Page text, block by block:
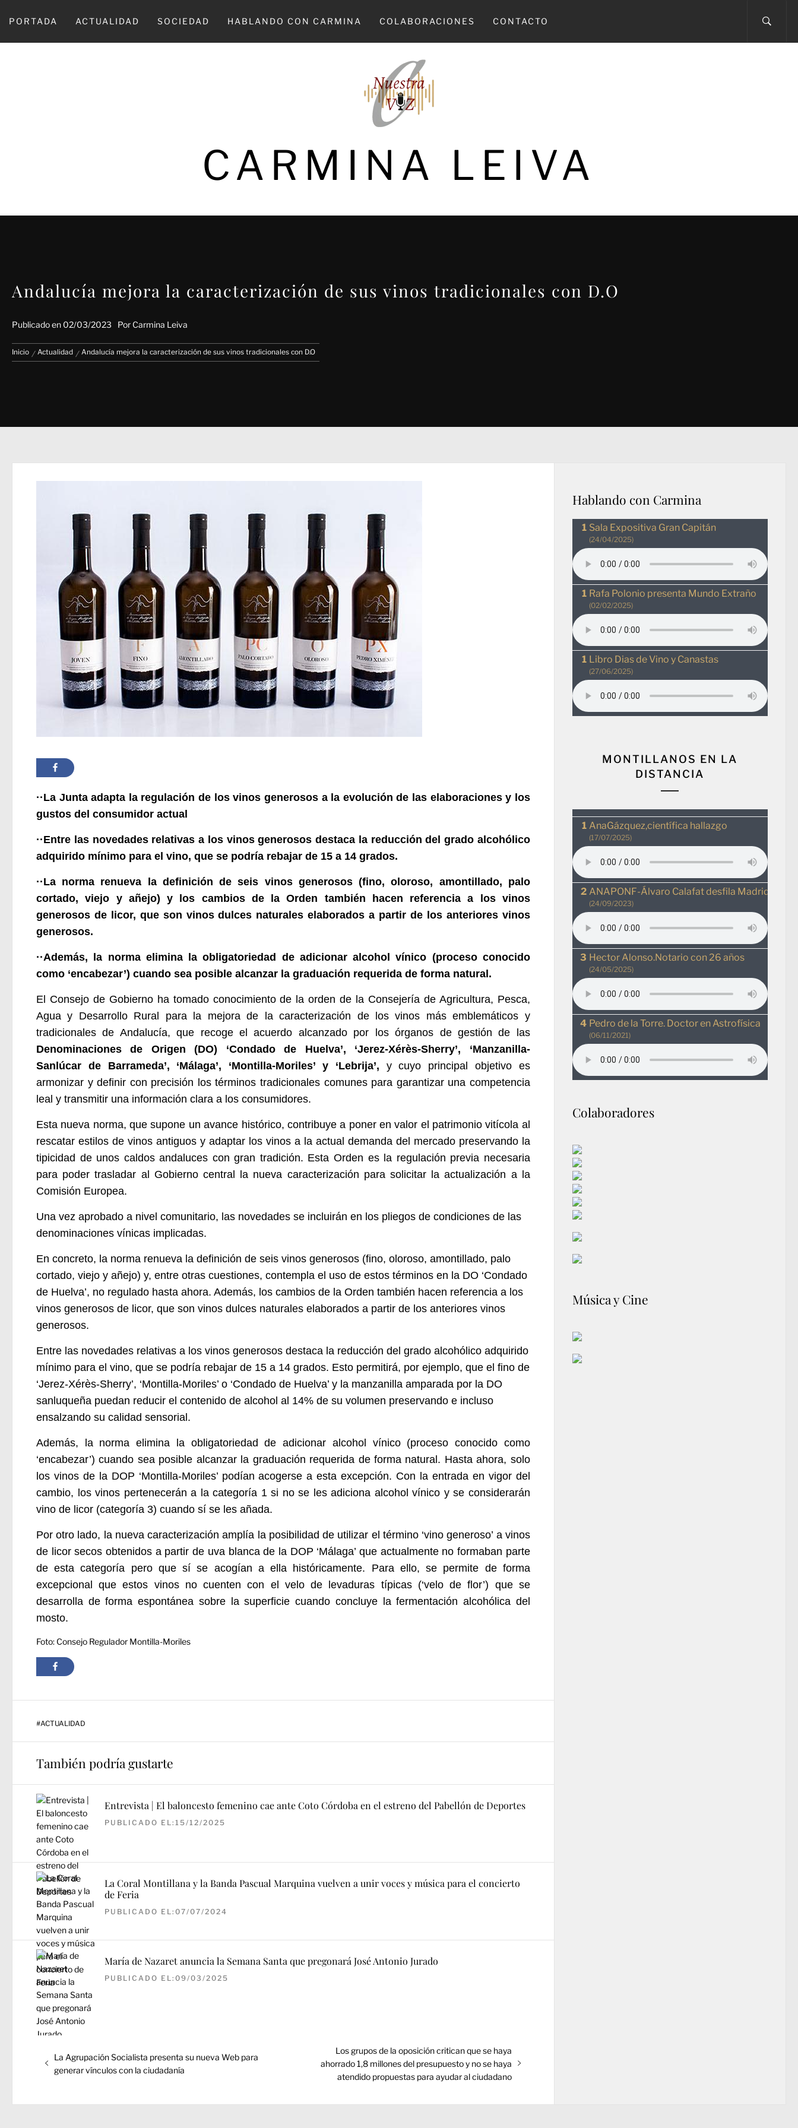
PORTADA ACTUALIDAD SOCIEDAD HABLANDO CON CARMINA COLABORACIONES CONTACTO
CARMINA LEIVA
Andalucía mejora la caracterización de sus vinos tradicionales con D.O
Publicado en 02/03/2023 Por Carmina Leiva
Inicio Actualidad Andalucía mejora la caracterización de sus vinos tradicionales con D.O
··La Junta adapta la regulación de los vinos generosos a la evolución de las elaboraciones y los
gustos del consumidor actual
··Entre las novedades relativas a los vinos generosos destaca la reducción del grado alcohólico
adquirido mínimo para el vino, que se podría rebajar de 15 a 14 grados.
··La norma renueva la definición de seis vinos generosos (fino, oloroso, amontillado, palo
cortado, viejo y añejo) y los cambios de la Orden también hacen referencia a los vinos
generosos de licor, que son vinos dulces naturales elaborados a partir de los anteriores vinos
generosos.
··Además, la norma elimina la obligatoriedad de adicionar alcohol vínico (proceso conocido
como ‘encabezar’) cuando sea posible alcanzar la graduación requerida de forma natural.
El Consejo de Gobierno ha tomado conocimiento de la orden de la Consejería de Agricultura, Pesca,
Agua y Desarrollo Rural para la mejora de la caracterización de los vinos más emblemáticos y
tradicionales de Andalucía, que recoge el acuerdo alcanzado por los órganos de gestión de las
Denominaciones de Origen (DO) ‘Condado de Huelva’, ‘Jerez-Xérès-Sherry’, ‘Manzanilla-
Sanlúcar de Barrameda’, ‘Málaga’, ‘Montilla-Moriles’ y ‘Lebrija’, y cuyo principal objetivo es
armonizar y definir con precisión los términos tradicionales comunes para garantizar una competencia
leal y transmitir una información clara a los consumidores.
Esta nueva norma, que supone un avance histórico, contribuye a poner en valor el patrimonio vitícola al
rescatar estilos de vinos antiguos y adaptar los vinos a la actual demanda del mercado preservando la
tipicidad de unos caldos andaluces con gran tradición. Esta Orden es la regulación previa necesaria
para poder trasladar al Gobierno central la nueva caracterización para solicitar la actualización a la
Comisión Europea.
Una vez aprobado a nivel comunitario, las novedades se incluirán en los pliegos de condiciones de las
denominaciones vínicas implicadas.
En concreto, la norma renueva la definición de seis vinos generosos (fino, oloroso, amontillado, palo
cortado, viejo y añejo) y, entre otras cuestiones, contempla el uso de estos términos en la DO ‘Condado
de Huelva’, no regulado hasta ahora. Además, los cambios de la Orden también hacen referencia a los
vinos generosos de licor, que son vinos dulces naturales elaborados a partir de los anteriores vinos
generosos.
Entre las novedades relativas a los vinos generosos destaca la reducción del grado alcohólico adquirido
mínimo para el vino, que se podría rebajar de 15 a 14 grados. Esto permitirá, por ejemplo, que el fino de
‘Jerez-Xérès-Sherry’, ‘Montilla-Moriles’ o ‘Condado de Huelva’ y la manzanilla amparada por la DO
sanluqueña puedan reducir el contenido de alcohol al 14% de su volumen preservando e incluso
ensalzando su calidad sensorial.
Además, la norma elimina la obligatoriedad de adicionar alcohol vínico (proceso conocido como
‘encabezar’) cuando sea posible alcanzar la graduación requerida de forma natural. Hasta ahora, solo
los vinos de la DOP ‘Montilla-Moriles’ podían acogerse a esta excepción. Con la entrada en vigor del
cambio, los vinos pertenecerán a la categoría 1 si no se les adiciona alcohol vínico y se considerarán
vino de licor (categoría 3) cuando sí se les añada.
Por otro lado, la nueva caracterización amplía la posibilidad de utilizar el término ‘vino generoso’ a vinos
de licor secos obtenidos a partir de uva blanca de la DOP ‘Málaga’ que actualmente no formaban parte
de esta categoría pero que sí se acogían a ella históricamente. Para ello, se permite de forma
excepcional que estos vinos no cuenten con el velo de levaduras típicas (‘velo de flor’) que se
desarrolla de forma espontánea sobre la superficie cuando concluye la fermentación alcohólica del
mosto.
Foto: Consejo Regulador Montilla-Moriles
#ACTUALIDAD
También podría gustarte
Entrevista | El baloncesto femenino cae ante Coto Córdoba en el estreno del Pabellón de Deportes
PUBLICADO EL:15/12/2025
La Coral Montillana y la Banda Pascual Marquina vuelven a unir voces y música para el concierto
de Feria
PUBLICADO EL:07/07/2024
María de Nazaret anuncia la Semana Santa que pregonará José Antonio Jurado
PUBLICADO EL:09/03/2025
de
entradas
Entrada
anterior:
La Agrupación Socialista presenta su nueva Web para
generar vínculos con la ciudadanía
Entrada
siguiente:
Los grupos de la oposición critican que se haya
ahorrado 1,8 millones del presupuesto y no se haya
atendido propuestas para ayudar al ciudadano
Hablando con Carmina
Sala Expositiva Gran Capitán
(24/04/2025)
Rafa Polonio presenta Mundo Extraño
(02/02/2025)
Libro Dias de Vino y Canastas
(27/06/2025)
MONTILLANOS EN LA
DISTANCIA
AnaGázquez,científica hallazgo
(17/07/2025)
ANAPONF-Álvaro Calafat desfila MadridRio
(24/09/2023)
Hector Alonso.Notario con 26 años
(24/05/2025)
Pedro de la Torre. Doctor en Astrofísica
(06/11/2021)
Colaboradores
Música y Cine